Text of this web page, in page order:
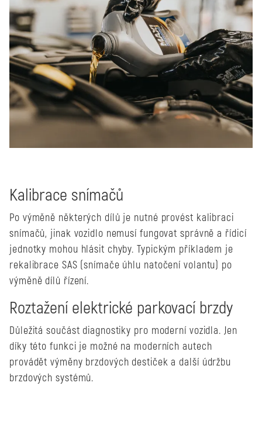
Kalibrace snímačů
Po výměně některých dílů je nutné provést kalibraci
snímačů, jinak vozidlo nemusí fungovat správně a řídicí
jednotky mohou hlásit chyby. Typickým příkladem je
rekalibrace SAS (snímače úhlu natočení volantu) po
výměně dílů řízení.
Roztažení elektrické parkovací brzdy
Důležitá součást diagnostiky pro moderní vozidla. Jen
díky této funkci je možné na moderních autech
provádět výměny brzdových destiček a další údržbu
brzdových systémů.